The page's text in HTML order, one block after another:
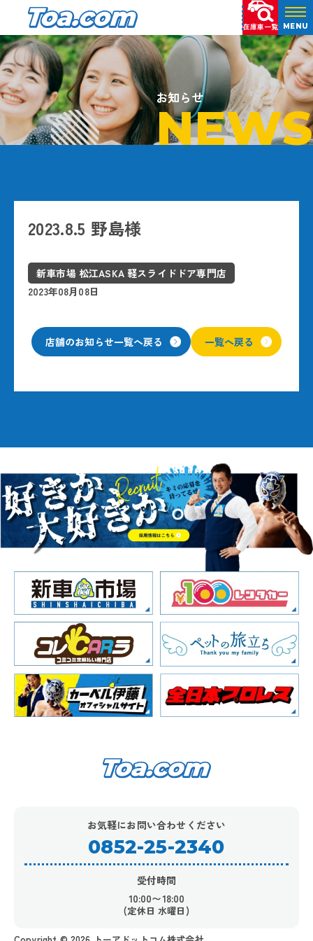
在庫車一覧 MENU
お知らせ
NEWS
2023.8.5 野島様
新車市場 松江ASKA 軽スライドドア専門店
2023年08月08日
店舗のお知らせ一覧へ戻る 一覧へ戻る
お気軽にお問い合わせください
0852-25-2340
受付時間
10:00〜18:00
(定休日 水曜日)